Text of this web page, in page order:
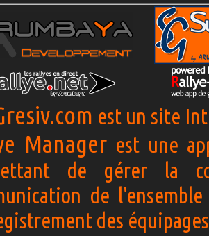
est un site
Manager est une
de gérer la
de
des